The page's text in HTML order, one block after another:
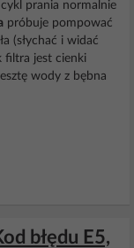
prania normalnie
próbuje pompować
(słychać i widać
filtra jest cienki
wody z bębna
błędu E5,